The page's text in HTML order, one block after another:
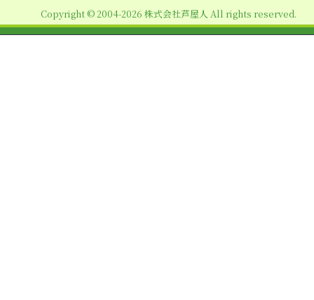
ン
Copyright © 2004-2026 株式会社芦屋人 All rights reserved.